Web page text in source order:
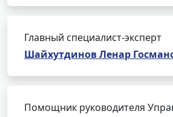
Главный специалист-эксперт
Шайхутдинов Ленар
Помощник руководителя